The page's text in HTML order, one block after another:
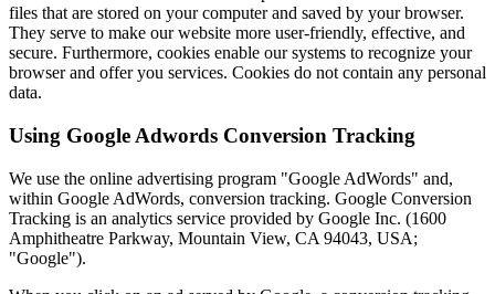
files that are stored on your computer and saved by your browser.
They serve to make our website more user-friendly, effective, and
secure. Furthermore, cookies enable our systems to recognize your
browser and offer you services. Cookies do not contain any personal
data.
Using Google Adwords Conversion Tracking
We use the online advertising program "Google AdWords" and,
within Google AdWords, conversion tracking. Google Conversion
Tracking is an analytics service provided by Google Inc. (1600
Amphitheatre Parkway, Mountain View, CA 94043, USA;
"Google").